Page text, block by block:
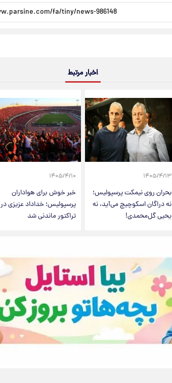
اخبار مرتبط
۱۴۰۵/۴/۱۳
بحران روی نیمکت پرسپولیس؛
نه دراگان اسکوچیچ می‌آید، نه
یحیی گل‌محمدی!
۱۴۰۵/۴/۱۰
خبر خوش برای هواداران
پرسپولیس؛ خداداد عزیزی در
تراکتور ماندنی شد